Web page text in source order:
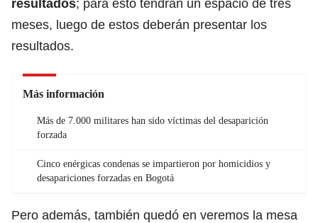
resultados; para esto tendrán un espacio de tres
meses, luego de estos deberán presentar los
resultados.
Más información
Más de 7.000 militares han sido víctimas del desaparición
forzada
Cinco enérgicas condenas se impartieron por homicidios y
desapariciones forzadas en Bogotá
Pero además, también quedó en veremos la mesa